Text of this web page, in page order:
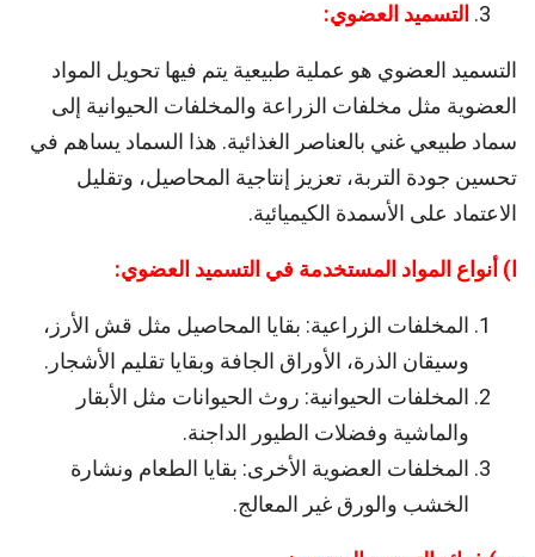
التسميد العضوي:
التسميد العضوي هو عملية طبيعية يتم فيها تحويل المواد
العضوية مثل مخلفات الزراعة والمخلفات الحيوانية إلى
سماد طبيعي غني بالعناصر الغذائية. هذا السماد يساهم في
تحسين جودة التربة، تعزيز إنتاجية المحاصيل، وتقليل
الاعتماد على الأسمدة الكيميائية.
ا) أنواع المواد المستخدمة في التسميد العضوي:
المخلفات الزراعية: بقايا المحاصيل مثل قش الأرز،
وسيقان الذرة، الأوراق الجافة وبقايا تقليم الأشجار.
المخلفات الحيوانية: روث الحيوانات مثل الأبقار
والماشية وفضلات الطيور الداجنة.
المخلفات العضوية الأخرى: بقايا الطعام ونشارة
الخشب والورق غير المعالج.